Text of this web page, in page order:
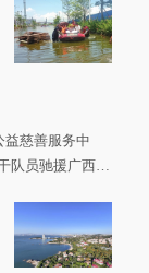
益慈善服务中
队员驰援广西灾